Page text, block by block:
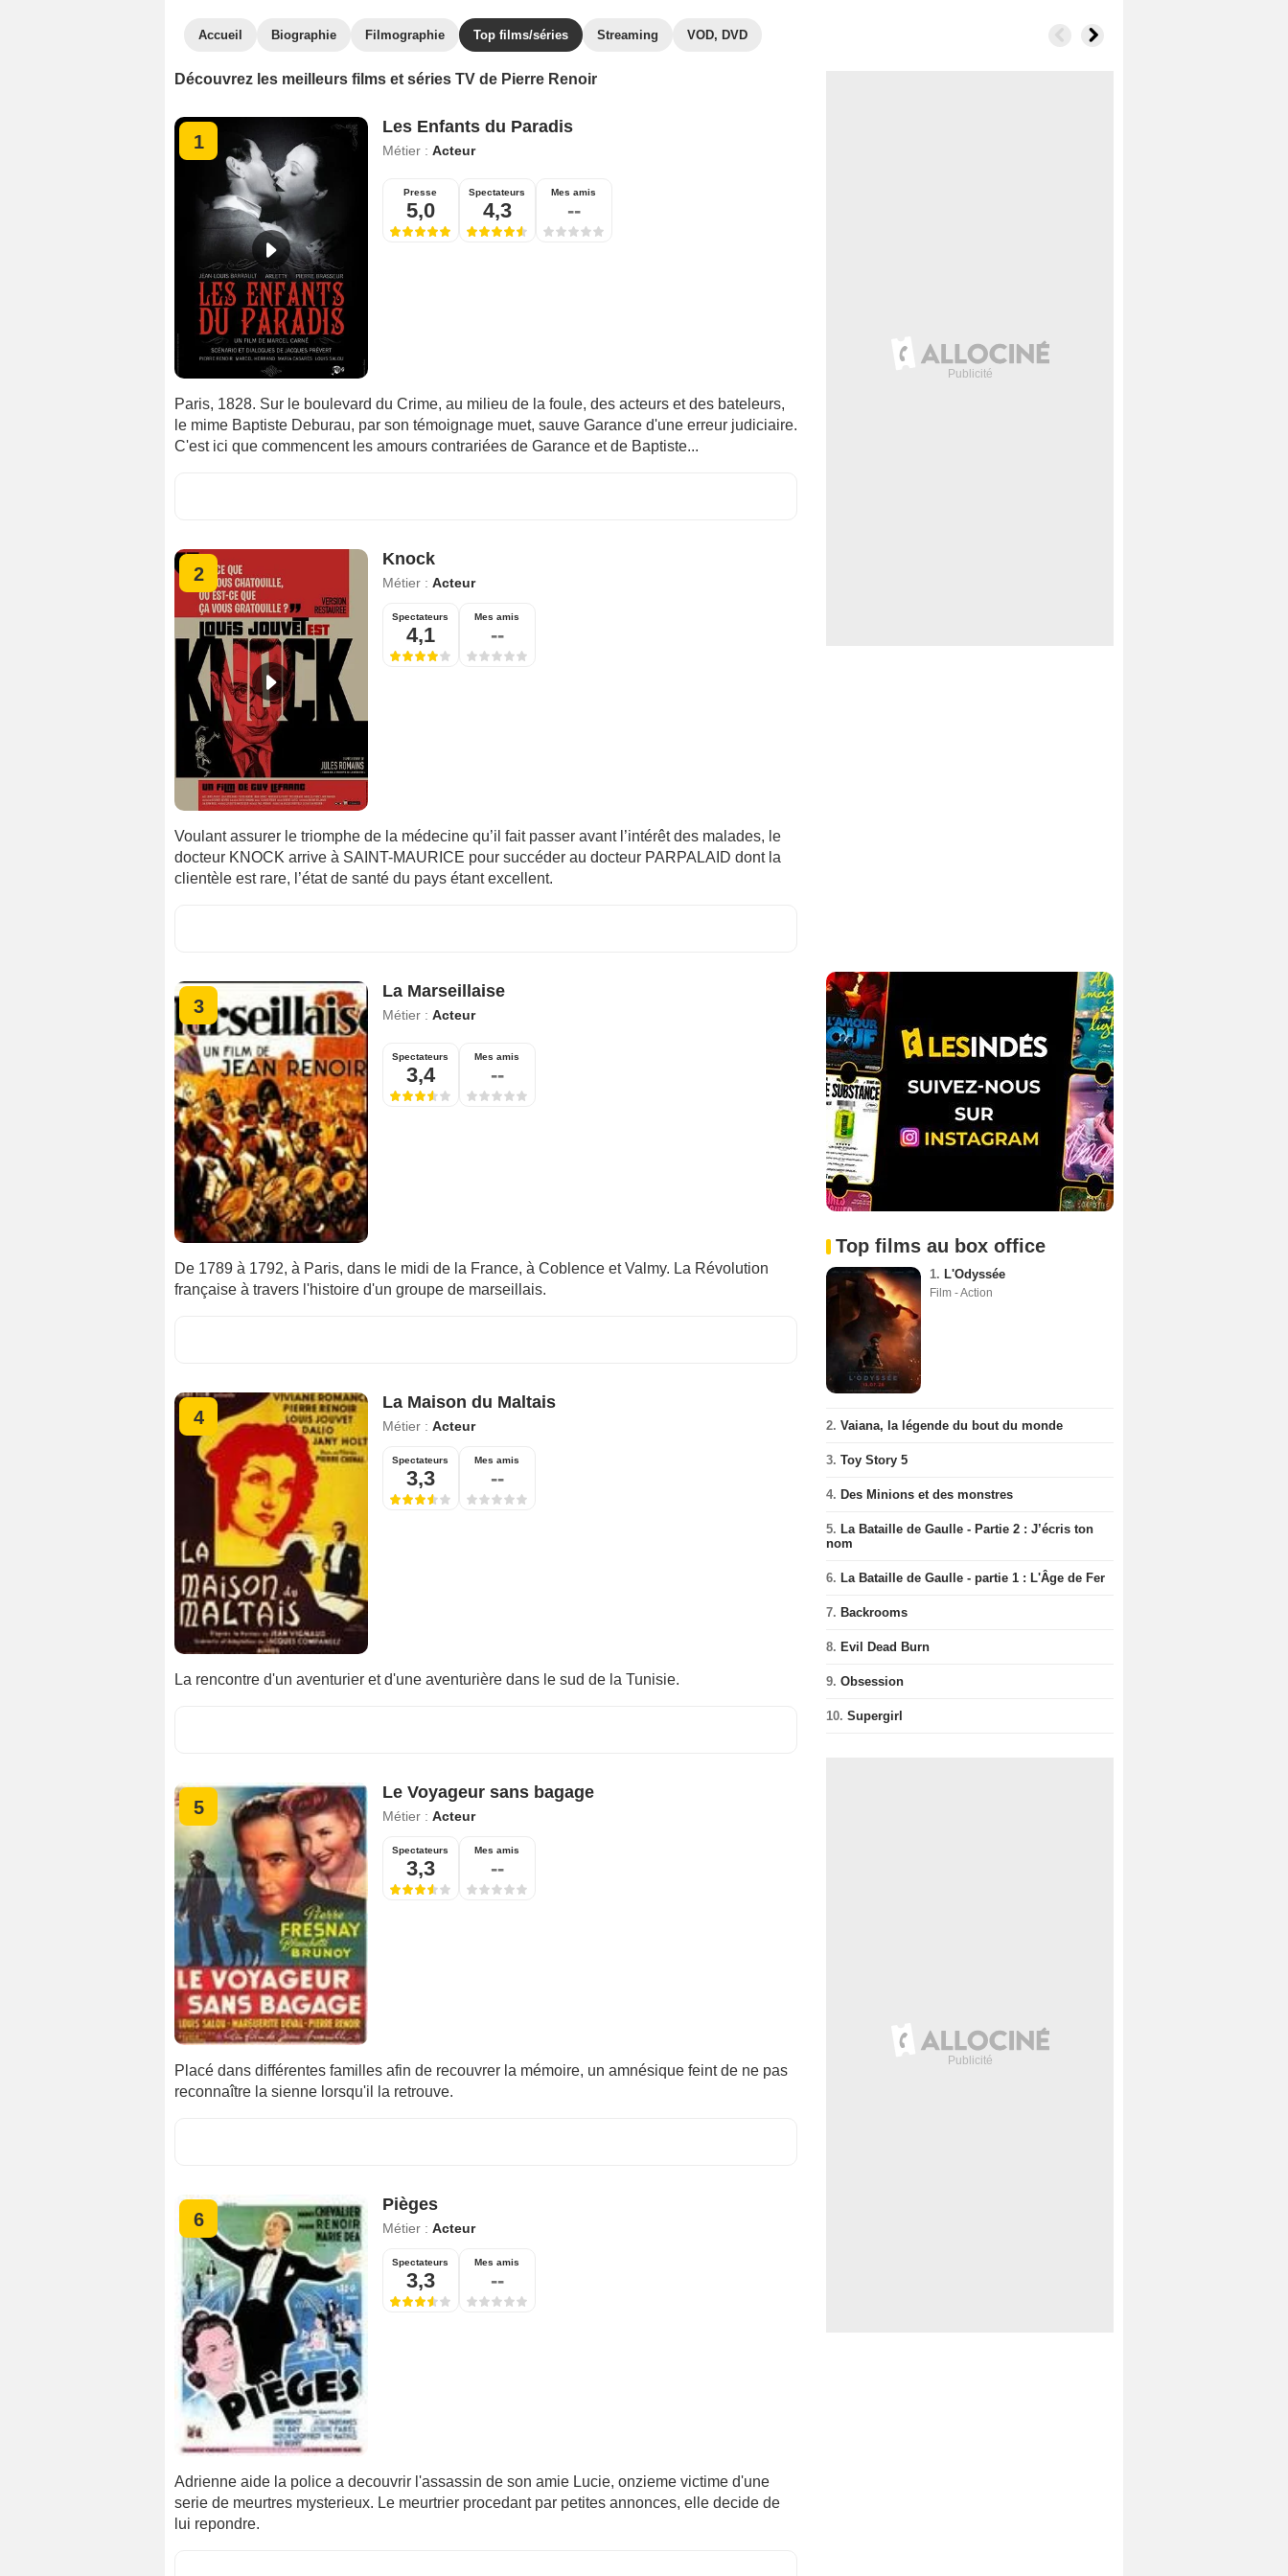
Accueil Biographie Filmographie Top films/séries Streaming VOD, DVD
Découvrez les meilleurs films et séries TV de Pierre Renoir
1
Les Enfants du Paradis
Métier : Acteur
Presse
5,0
Spectateurs
4,3
Mes amis
--
Paris, 1828. Sur le boulevard du Crime, au milieu de la foule, des acteurs et des bateleurs,
le mime Baptiste Deburau, par son témoignage muet, sauve Garance d'une erreur judiciaire.
C'est ici que commencent les amours contrariées de Garance et de Baptiste...
2
Knock
Métier : Acteur
Spectateurs
4,1
Mes amis
--
Voulant assurer le triomphe de la médecine qu’il fait passer avant l’intérêt des malades, le
docteur KNOCK arrive à SAINT-MAURICE pour succéder au docteur PARPALAID dont la
clientèle est rare, l’état de santé du pays étant excellent.
3
La Marseillaise
Métier : Acteur
Spectateurs
3,4
Mes amis
--
De 1789 à 1792, à Paris, dans le midi de la France, à Coblence et Valmy. La Révolution
française à travers l'histoire d'un groupe de marseillais.
4
La Maison du Maltais
Métier : Acteur
Spectateurs
3,3
Mes amis
--
La rencontre d'un aventurier et d'une aventurière dans le sud de la Tunisie.
5
Le Voyageur sans bagage
Métier : Acteur
Spectateurs
3,3
Mes amis
--
Placé dans différentes familles afin de recouvrer la mémoire, un amnésique feint de ne pas
reconnaître la sienne lorsqu'il la retrouve.
6
Pièges
Métier : Acteur
Spectateurs
3,3
Mes amis
--
Adrienne aide la police a decouvrir l'assassin de son amie Lucie, onzieme victime d'une
serie de meurtres mysterieux. Le meurtrier procedant par petites annonces, elle decide de
lui repondre.
Top films au box office
1. L'Odyssée
Film - Action
2. Vaiana, la légende du bout du monde
3. Toy Story 5
4. Des Minions et des monstres
5. La Bataille de Gaulle - Partie 2 : J’écris ton
nom
6. La Bataille de Gaulle - partie 1 : L'Âge de Fer
7. Backrooms
8. Evil Dead Burn
9. Obsession
10. Supergirl